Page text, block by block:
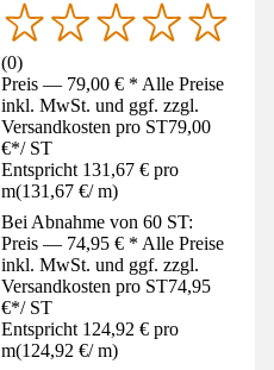
(0)
Preis — 79,00 € * Alle Preise
inkl. MwSt. und ggf. zzgl.
Versandkosten pro ST79,00
€*/ ST
Entspricht 131,67 € pro
m(131,67 €/ m)
Bei Abnahme von 60 ST:
Preis — 74,95 € * Alle Preise
inkl. MwSt. und ggf. zzgl.
Versandkosten pro ST74,95
€*/ ST
Entspricht 124,92 € pro
m(124,92 €/ m)